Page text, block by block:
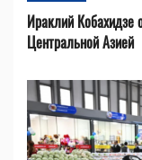
Ираклий Кобахидзе
Центральной Азией